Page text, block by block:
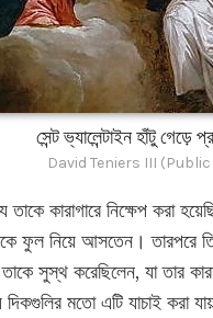
সেন্ট ভ্যালেন্টাইন হাঁটু গেড়ে
David Teniers III
কারাগারে নিক্ষেপ করা
ফুল নিয়ে আসতেন। তারপরে
সুস্থ করেছিলেন, যা তার
মতো এটি যাচাই করা